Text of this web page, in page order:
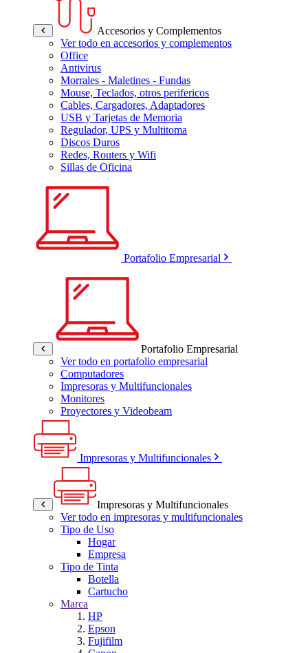
Accesorios y Complementos
Ver todo en accesorios y complementos
Office
Antivirus
Morrales - Maletines - Fundas
Mouse, Teclados, otros perifericos
Cables, Cargadores, Adaptadores
USB y Tarjetas de Memoria
Regulador, UPS y Multitoma
Discos Duros
Redes, Routers y Wifi
Sillas de Oficina
Portafolio Empresarial
Portafolio Empresarial
Ver todo en portafolio empresarial
Computadores
Impresoras y Multifuncionales
Monitores
Proyectores y Videobeam
Impresoras y Multifuncionales
Impresoras y Multifuncionales
Ver todo en impresoras y multifuncionales
Tipo de Uso
Hogar
Empresa
Tipo de Tinta
Botella
Cartucho
Marca
HP
Epson
Fujifilm